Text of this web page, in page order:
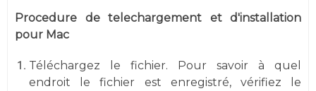
Procedure de telechargement et d'installation
pour Mac
Téléchargez le fichier. Pour savoir à quel
endroit le fichier est enregistré, vérifiez le